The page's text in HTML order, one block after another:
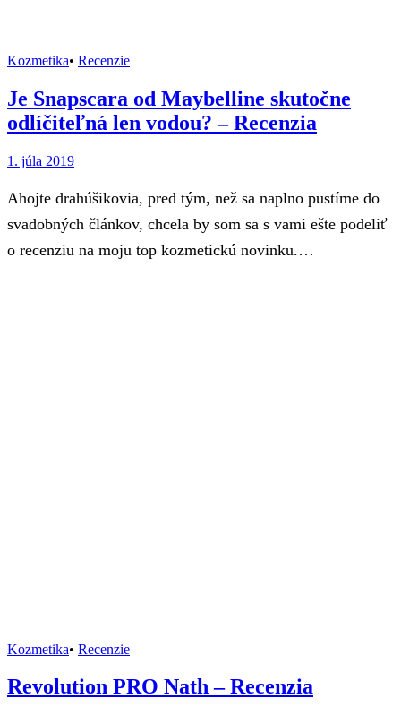
Kozmetika• Recenzie
Je Snapscara od Maybelline skutočne
odlíčiteľná len vodou? – Recenzia
1. júla 2019
Ahojte drahúšikovia, pred tým, než sa naplno pustíme do
svadobných článkov, chcela by som sa s vami ešte podeliť
o recenziu na moju top kozmetickú novinku.…
Kozmetika• Recenzie
Revolution PRO Nath – Recenzia